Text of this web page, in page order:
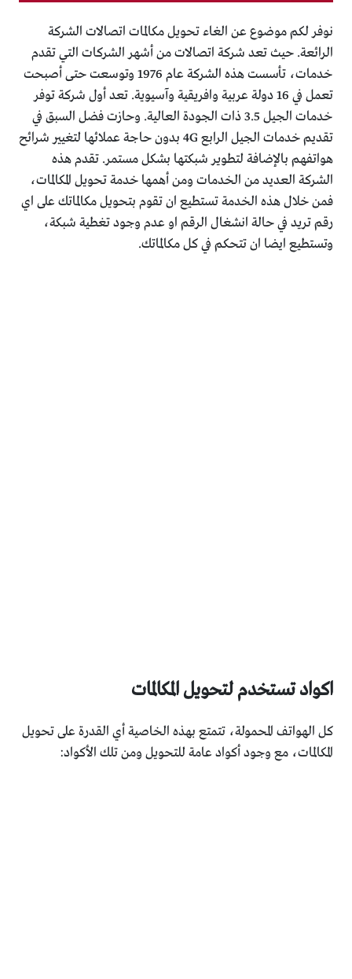
نوفر لكم موضوع عن الغاء تحويل مكالمات اتصالات الشركة
الرائعة. حيث تعد شركة اتصالات من أشهر الشركات التي تقدم
خدمات، تأسست هذه الشركة عام 1976 وتوسعت حتى أصبحت
تعمل في 16 دولة عربية وافريقية وآسيوية. تعد أول شركة توفر
خدمات الجيل 3.5 ذات الجودة العالية. وحازت فضل السبق في
تقديم خدمات الجيل الرابع 4G بدون حاجة عملائها لتغيير شرائح
هواتفهم بالإضافة لتطوير شبكتها بشكل مستمر. تقدم هذه
الشركة العديد من الخدمات ومن أهمها خدمة تحويل المكالمات،
فمن خلال هذه الخدمة تستطيع ان تقوم بتحويل مكالماتك على اي
رقم تريد في حالة انشغال الرقم او عدم وجود تغطية شبكة،
وتستطيع ايضا ان تتحكم في كل مكالماتك.
اكواد تستخدم لتحويل المكالمات
كل الهواتف المحمولة، تتمتع بهذه الخاصية أي القدرة على تحويل
المكالمات، مع وجود أكواد عامة للتحويل ومن تلك الأكواد: